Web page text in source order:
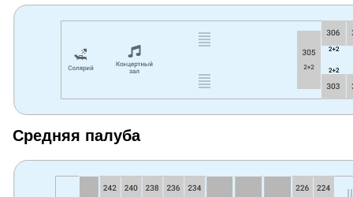
Средняя палуба